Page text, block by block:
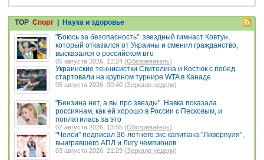
TOP Спорт | Наука и здоровье
"Боюсь за безопасность": звездный гимнаст Ковтун,
который отказался от Украины и сменил гражданство,
высказался о российском вто
05 августа 2026, 12:24 (Обозреватель)
Украинские теннисистки Свитолина и Костюк с побед
стартовали на крупном турнире WTA в Канаде
05 августа 2026, 00:40 (Зеркало недели)
"Бензина нет, а вы про звезды". Навка показала
россиянам, как ей хорошо в России с Песковым, и
поплатилась за это
02 августа 2026, 13:55 (Обозреватель)
"Челси" подписал 36-летнего экс-капитана "Ливерпуля",
выигравшего АПЛ и Лигу чемпионов
03 августа 2026, 21:29 (Зеркало недели)